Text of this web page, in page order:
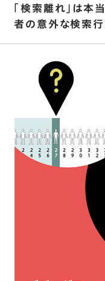
「検索離れ」は
者の意外な検索行